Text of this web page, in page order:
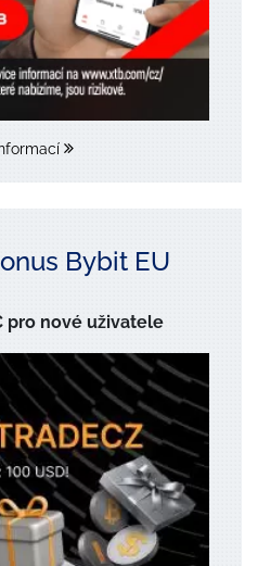
Bybit EU
pro nové uživatele